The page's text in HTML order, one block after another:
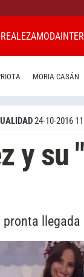
REALEZAMODA
MORIA CASÁN
24-10-2016
y su
llegada